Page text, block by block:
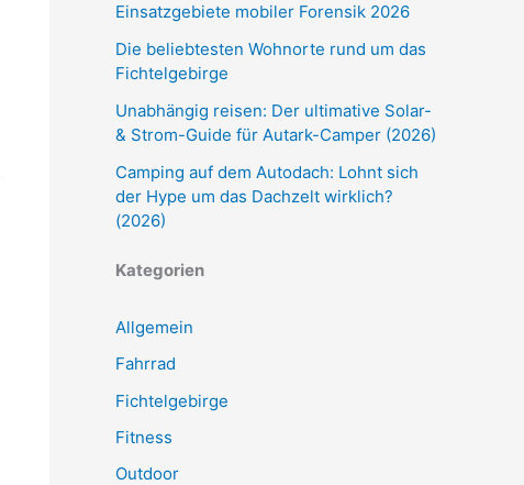
Einsatzgebiete mobiler Forensik 2026
Die beliebtesten Wohnorte rund um das
Fichtelgebirge
Unabhängig reisen: Der ultimative Solar-
& Strom-Guide für Autark-Camper (2026)
Camping auf dem Autodach: Lohnt sich
der Hype um das Dachzelt wirklich?
(2026)
Kategorien
Allgemein
Fahrrad
Fichtelgebirge
Fitness
Outdoor